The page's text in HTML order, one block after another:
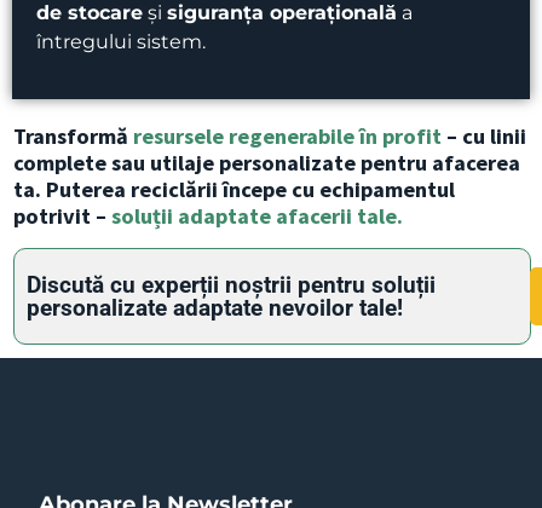
de stocare și siguranța operațională a
întregului sistem.
Transformă resursele regenerabile în profit – cu linii
complete sau utilaje personalizate pentru afacerea
ta. Puterea reciclării începe cu echipamentul
potrivit – soluții adaptate afacerii tale.
Discută cu experții noștrii pentru soluții
personalizate adaptate nevoilor tale!